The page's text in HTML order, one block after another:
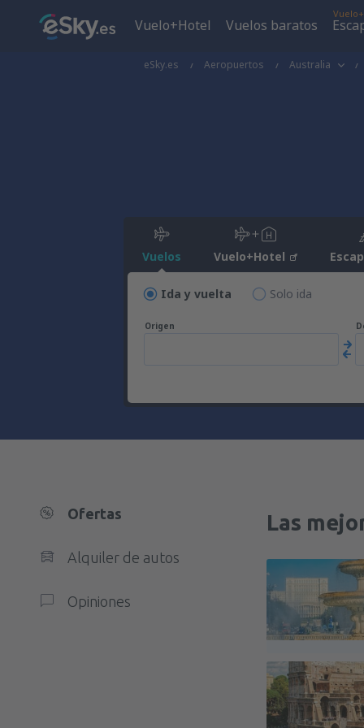
Vuelo+Hotel Vuelos baratos
eSky.es Aeropuertos Australia
Vuelos Vuelo+Hotel
Ida y vuelta Solo ida
Origen
Ofertas
Alquiler de autos
Opiniones
Las